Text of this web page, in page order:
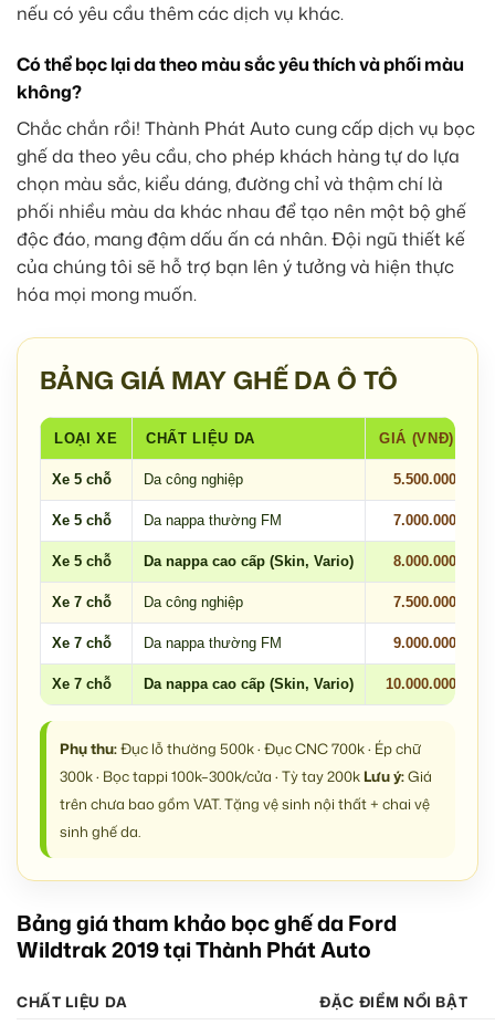
nếu có yêu cầu thêm các dịch vụ khác.
Có thể bọc lại da theo màu sắc yêu thích và phối màu
không?
Chắc chắn rồi! Thành Phát Auto cung cấp dịch vụ bọc
ghế da theo yêu cầu, cho phép khách hàng tự do lựa
chọn màu sắc, kiểu dáng, đường chỉ và thậm chí là
phối nhiều màu da khác nhau để tạo nên một bộ ghế
độc đáo, mang đậm dấu ấn cá nhân. Đội ngũ thiết kế
của chúng tôi sẽ hỗ trợ bạn lên ý tưởng và hiện thực
hóa mọi mong muốn.
BẢNG GIÁ MAY GHẾ DA Ô TÔ
LOẠI XE CHẤT LIỆU DA GIÁ (VNĐ)
Xe 5 chỗ Da công nghiệp 5.500.000
Xe 5 chỗ Da nappa thường FM 7.000.000
Xe 5 chỗ Da nappa cao cấp (Skin, Vario) 8.000.000
Xe 7 chỗ Da công nghiệp 7.500.000
Xe 7 chỗ Da nappa thường FM 9.000.000
Xe 7 chỗ Da nappa cao cấp (Skin, Vario) 10.000.000
Phụ thu:Đục lỗ thường 500k · Đục CNC 700k · Ép chữ
300k · Bọc tappi 100k–300k/cửa · Tỳ tay 200kLưu ý:Giá
trên chưa bao gồm VAT. Tặng vệ sinh nội thất + chai vệ
sinh ghế da.
Bảng giá tham khảo bọc ghế da Ford
Wildtrak 2019 tại Thành Phát Auto
CHẤT LIỆU DA
ĐẶC ĐIỂM NỔI BẬT